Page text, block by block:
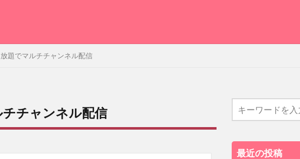
題でマルチチャンネル配信
チャンネル配信
最近の投稿